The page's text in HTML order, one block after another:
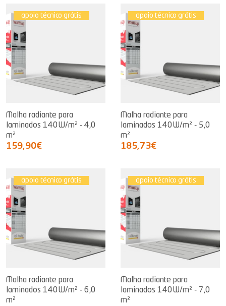
apoio técnico grátis
Malha radiante para
laminados 140W/m² - 4,0
m²
159,90€
apoio técnico grátis
Malha radiante para
laminados 140W/m² - 5,0
m²
185,73€
apoio técnico grátis
Malha radiante para
laminados 140W/m² - 6,0
m²
apoio técnico grátis
Malha radiante para
laminados 140W/m² - 7,0
m²